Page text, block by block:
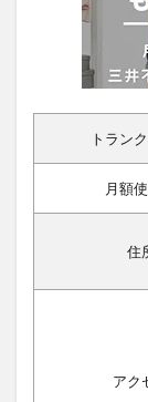
トラン
月額
住
アク